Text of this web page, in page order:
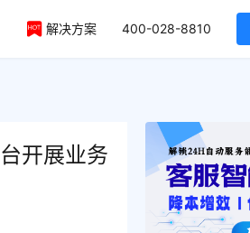
解决方案 400-028-8810
开展业务